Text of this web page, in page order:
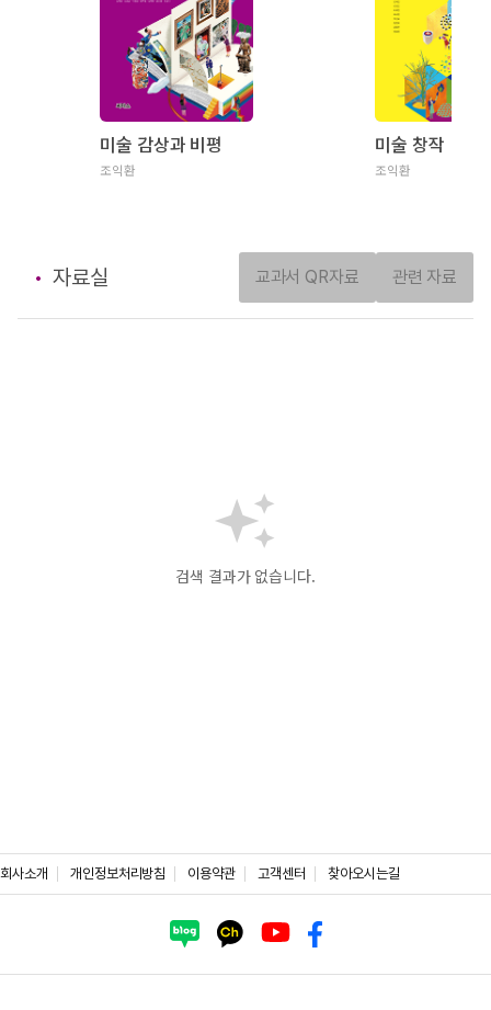
미술 감상과 비평
조익환
미술 창작
조익환
자료실 교과서 QR자료 관련 자료
검색 결과가 없습니다.
회사소개 개인정보처리방침 이용약관 고객센터 찾아오시는길